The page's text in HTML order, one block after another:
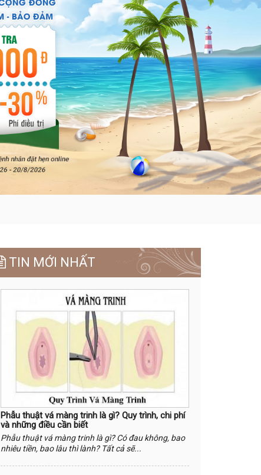
TIN MỚI NHẤT
Phẫu thuật vá màng trinh là gì? Quy trình, chi phí
và những điều cần biết
Phẫu thuật vá màng trinh là gì? Có đau không, bao
nhiêu tiền, bao lâu thì lành? Tất cả sẽ...